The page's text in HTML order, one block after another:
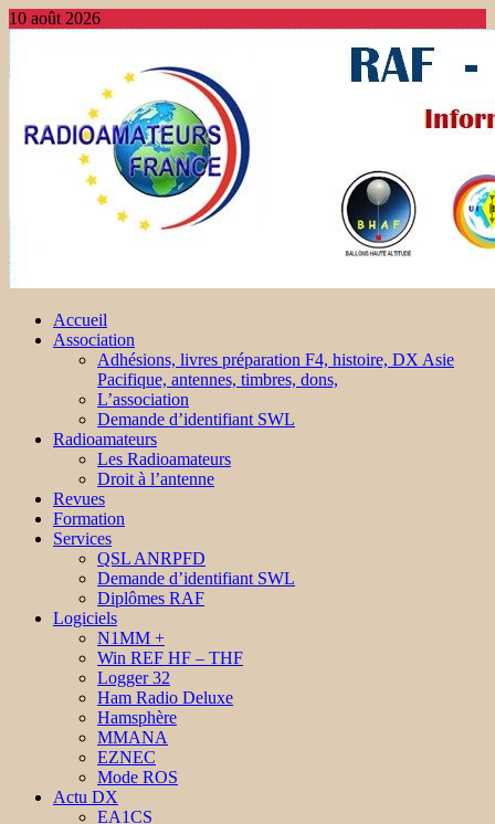
10 août 2026
Accueil
Association
Adhésions, livres préparation F4, histoire, DX Asie
Pacifique, antennes, timbres, dons,
L’association
Demande d’identifiant SWL
Radioamateurs
Les Radioamateurs
Droit à l’antenne
Revues
Formation
Services
QSL ANRPFD
Demande d’identifiant SWL
Diplômes RAF
Logiciels
N1MM +
Win REF HF – THF
Logger 32
Ham Radio Deluxe
Hamsphère
MMANA
EZNEC
Mode ROS
Actu DX
EA1CS